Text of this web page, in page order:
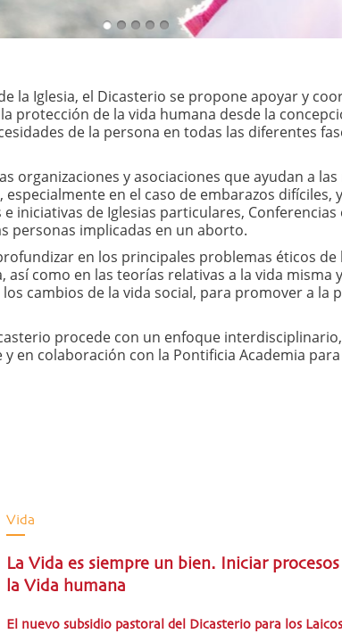
la Iglesia, el Dicasterio se propone apoyar y
protección de la vida humana desde la
de la persona en todas las diferentes
organizaciones y asociaciones que ayudan a
en el caso de embarazos difíciles,
iniciativas de Iglesias particulares, Conferencias
personas implicadas en un aborto.
en los principales problemas éticos de
como en las teorías relativas a la vida misma
cambios de la vida social, para promover a la
procede con un enfoque
en colaboración con la Pontificia Academia para
Vida
La Vida es siempre un bien. Iniciar
la Vida humana
El nuevo subsidio pastoral del Dicasterio para los